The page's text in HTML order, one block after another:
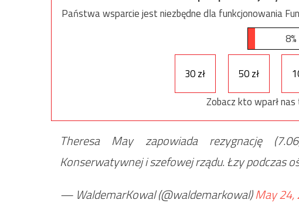
Państwa wsparcie jest niezbędne dla funkcjonowania
8%
30 zł 50 zł
Zobacz kto wparł nas
Theresa May zapowiada rezygnację
Konserwatywnej i szefowej rządu. Łzy podczas
— WaldemarKowal (@waldemarkowal)May 24,